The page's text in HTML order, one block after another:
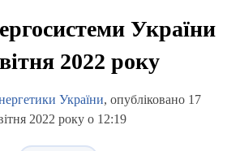
України
2022 року
України, опубліковано 17
2022 року о 12:19